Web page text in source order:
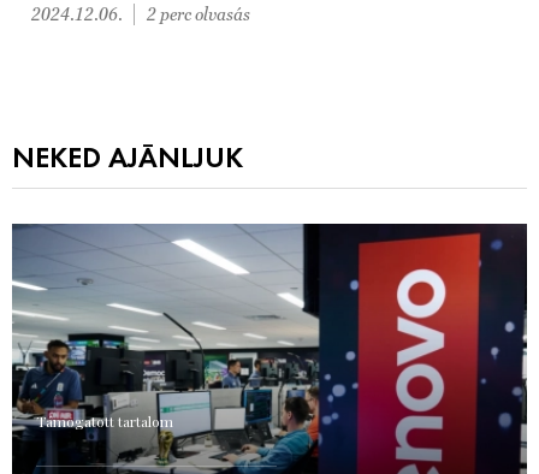
2024.12.06. 2 perc olvasás
NEKED AJÁNLJUK
Támogatott tartalom